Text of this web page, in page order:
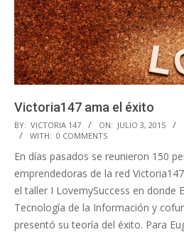
Victoria147 ama el éxito
2015-
07-
03
BY: VICTORIA 147 ON: JULIO 3, 2015
WITH: 0 COMMENTS
En días pasados se reunieron 150
emprendedoras de la red
el taller I LovemySuccess en donde
Tecnología de la Información y
presentó su teoría del éxito. Para